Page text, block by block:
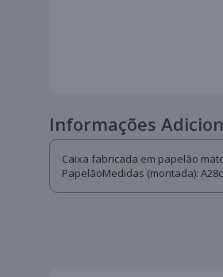
Informações
Caixa fabricada em papelão
PapelãoMedidas (montada):